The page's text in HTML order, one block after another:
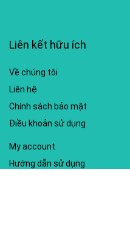
Liên kết hữu ích
Về chúng tôi
Liên hệ
Chính sách bảo mật
Điều khoản sử dụng
My account
Hướng dẫn sử dụng